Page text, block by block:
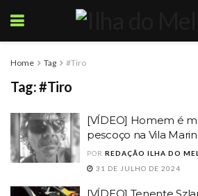
Home Tag #Tiro
Tag:#Tiro
[VÍDEO] Homem é
pescoço na Vila
POR REDAÇÃO ILHA DO MEL
31 DE JULHO DE 2024